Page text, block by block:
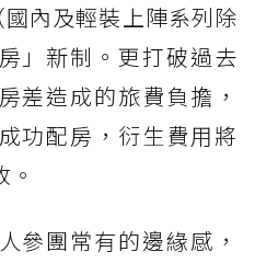
內及輕裝上陣系列除
」新制。更打破過去
差造成的旅費負擔，
功配房，衍生費用將
參團常有的邊緣感，